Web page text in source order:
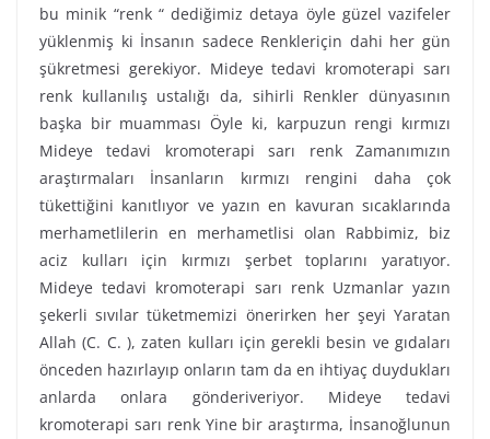
bu minik “renk “ dediğimiz detaya öyle güzel vazifeler
yüklenmiş ki İnsanın sadece Renkleriçin dahi her gün
şükretmesi gerekiyor. Mideye tedavi kromoterapi sarı
renk kullanılış ustalığı da, sihirli Renkler dünyasının
başka bir muamması Öyle ki, karpuzun rengi kırmızı
Mideye tedavi kromoterapi sarı renk Zamanımızın
araştırmaları İnsanların kırmızı rengini daha çok
tükettiğini kanıtlıyor ve yazın en kavuran sıcaklarında
merhametlilerin en merhametlisi olan Rabbimiz, biz
aciz kulları için kırmızı şerbet toplarını yaratıyor.
Mideye tedavi kromoterapi sarı renk Uzmanlar yazın
şekerli sıvılar tüketmemizi önerirken her şeyi Yaratan
Allah (C. C. ), zaten kulları için gerekli besin ve gıdaları
önceden hazırlayıp onların tam da en ihtiyaç duydukları
anlarda onlara gönderiveriyor. Mideye tedavi
kromoterapi sarı renk Yine bir araştırma, İnsanoğlunun